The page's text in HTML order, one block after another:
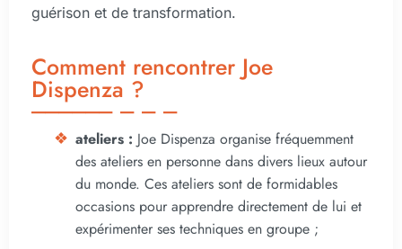
guérison et de transformation.
Comment rencontrer Joe
Dispenza ?
ateliers : Joe Dispenza organise fréquemment
des ateliers en personne dans divers lieux autour
du monde. Ces ateliers sont de formidables
occasions pour apprendre directement de lui et
expérimenter ses techniques en groupe ;